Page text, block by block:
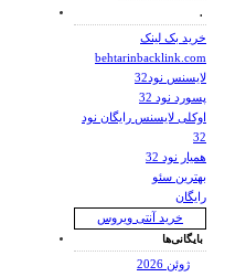
.
خرید بک لینک
behtarinbacklink.com
لایسنس نود32
پسورد نود 32
اوکلی لایسنس رایگان نود
32
همیار نود 32
بهترین سئو
رایگان
خرید آنتی ویروس
بایگانی‌ها
ژوئن 2026